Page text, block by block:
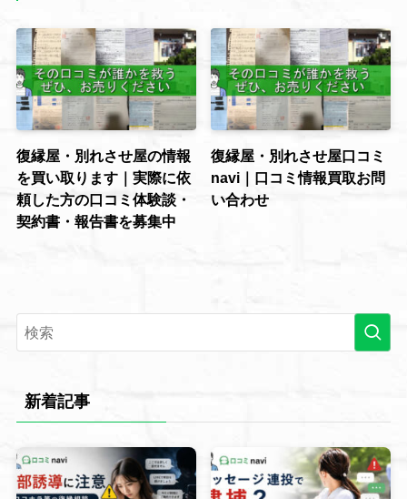
復縁屋・別れさせ屋の情報
を買い取ります｜実際に依
頼した方の口コミ体験談・
契約書・報告書を募集中
復縁屋・別れさせ屋口コミ
navi｜口コミ情報買取お問
い合わせ
新着記事